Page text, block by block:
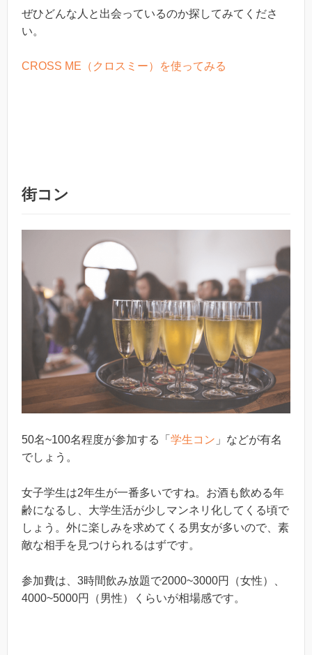
ぜひどんな人と出会っているのか探してみてくださ
い。
CROSS ME（クロスミー）を使ってみる
街コン
50名~100名程度が参加する「 学生コン 」などが有名
でしょう。
女子学生は2年生が一番多いですね。お酒も飲める年
齢になるし、大学生活が少しマンネリ化してくる頃で
しょう。外に楽しみを求めてくる男女が多いので、素
敵な相手を見つけられるはずです。
参加費は、3時間飲み放題で2000~3000円（女性）、
4000~5000円（男性）くらいが相場感です。